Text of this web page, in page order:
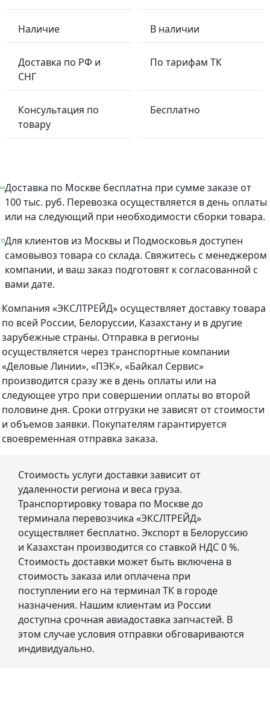
Наличие В наличии
Доставка по РФ и
СНГ
По тарифам ТК
Консультация по
товару
Бесплатно
Доставка по Москве бесплатна при сумме заказе от
100 тыс. руб. Перевозка осуществляется в день оплаты
или на следующий при необходимости сборки товара.
Для клиентов из Москвы и Подмосковья доступен
самовывоз товара со склада. Свяжитесь с менеджером
компании, и ваш заказ подготовят к согласованной с
вами дате.
Компания «ЭКСЛТРЕЙД» осуществляет доставку товара
по всей России, Белоруссии, Казахстану и в другие
зарубежные страны. Отправка в регионы
осуществляется через транспортные компании
«Деловые Линии», «ПЭК», «Байкал Сервис»
производится сразу же в день оплаты или на
следующее утро при совершении оплаты во второй
половине дня. Сроки отгрузки не зависят от стоимости
и объемов заявки. Покупателям гарантируется
своевременная отправка заказа.
Стоимость услуги доставки зависит от
удаленности региона и веса груза.
Транспортировку товара по Москве до
терминала перевозчика «ЭКСЛТРЕЙД»
осуществляет бесплатно. Экспорт в Белоруссию
и Казахстан производится со ставкой НДС 0 %.
Стоимость доставки может быть включена в
стоимость заказа или оплачена при
поступлении его на терминал ТК в городе
назначения. Нашим клиентам из России
доступна срочная авиадоставка запчастей. В
этом случае условия отправки обговариваются
индивидуально.